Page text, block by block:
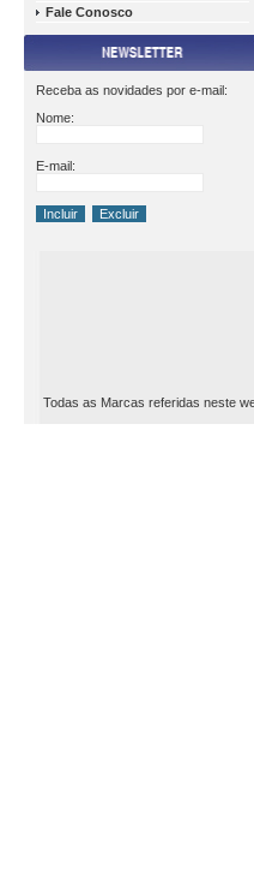
Fale Conosco
Receba as novidades por e-mail:
Nome:
E-mail:
Todas as Marcas referidas neste